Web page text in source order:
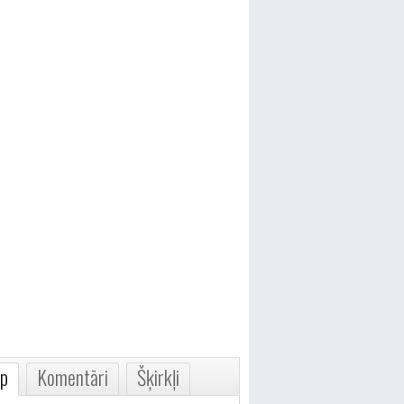
Komentāri Šķirkļi